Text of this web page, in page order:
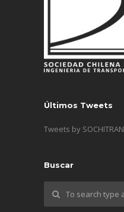
Últimos Tweets
Tweets by SOCHITRAN
Buscar